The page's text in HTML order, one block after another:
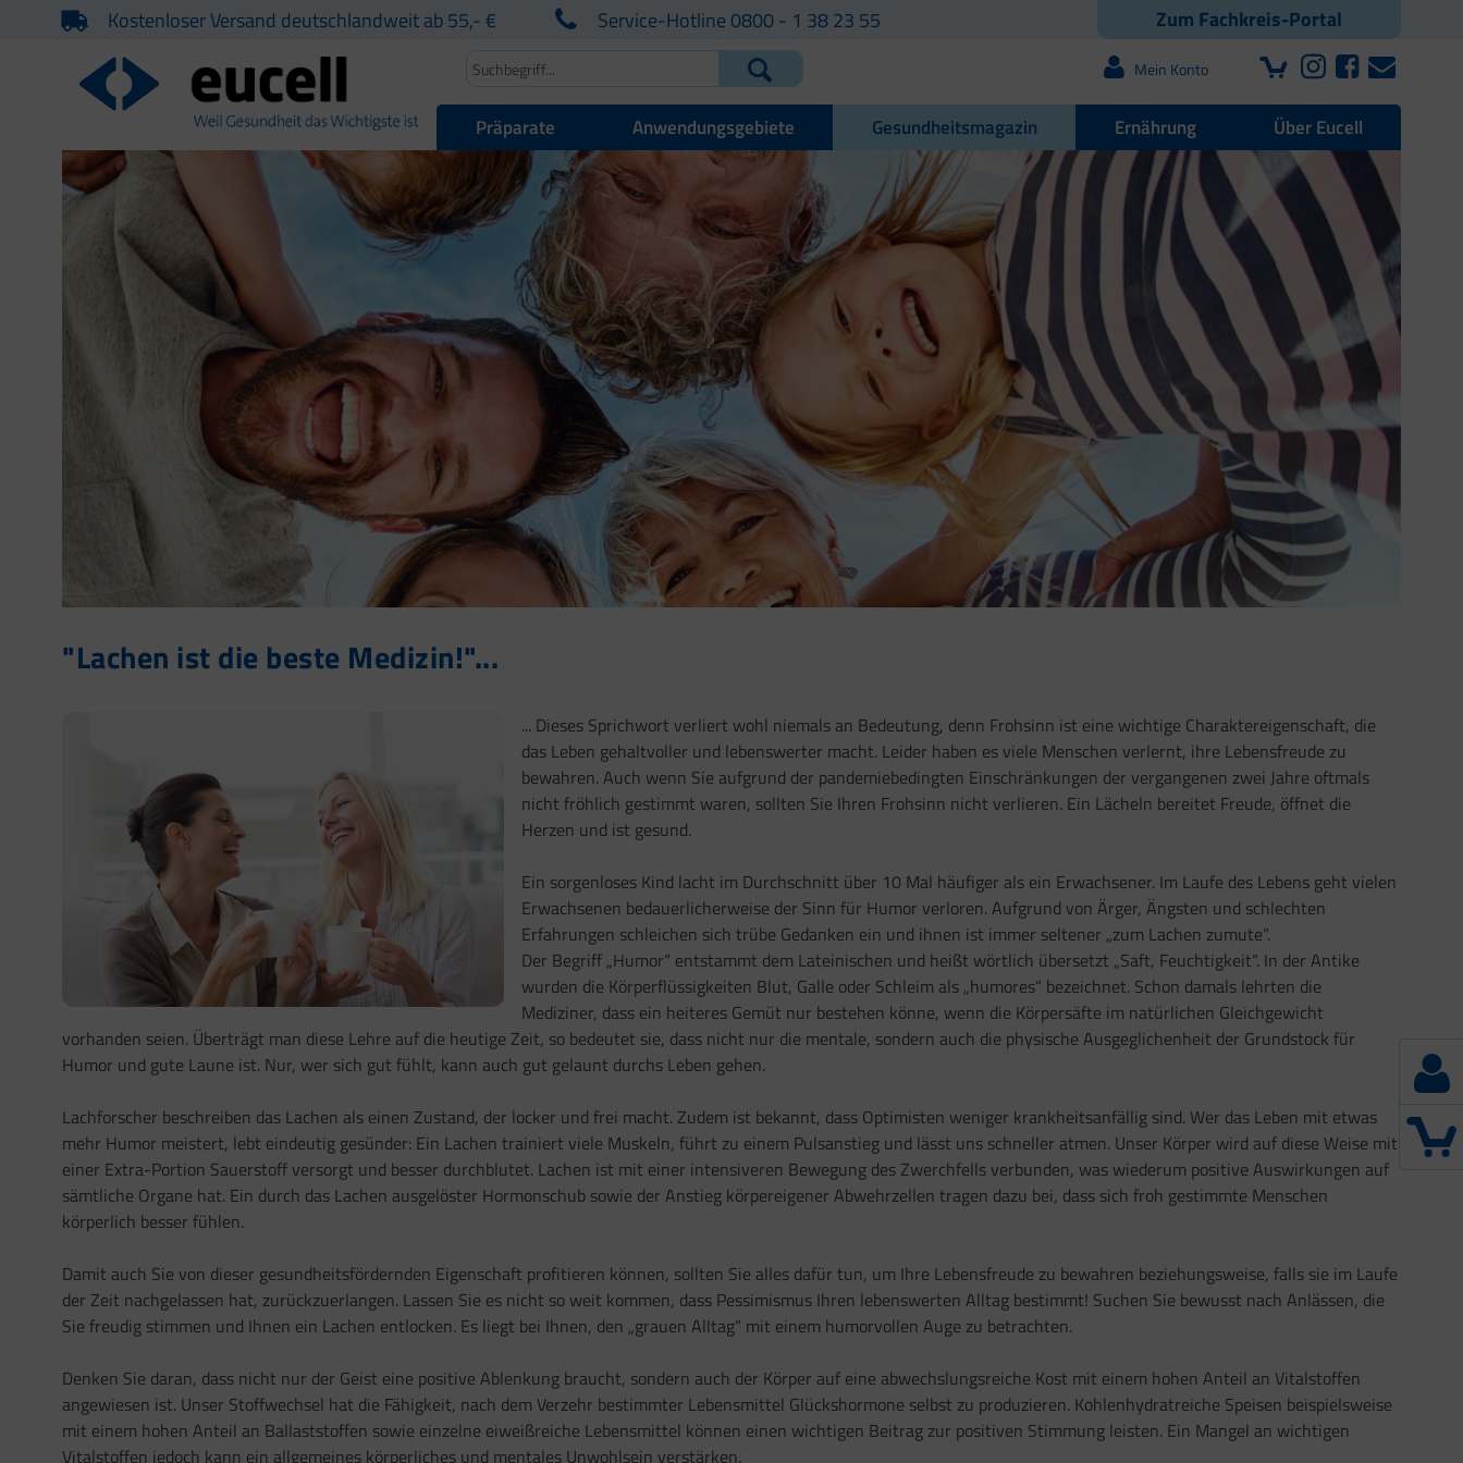
Zum Fachkreis-Portal
Kostenloser Versand deutschlandweit ab 55,- € Service-Hotline 0800 - 1 38 23 55
Mein Konto
Präparate Anwendungsgebiete Gesundheitsmagazin Ernährung Über Eucell
"Lachen ist die beste Medizin!"...
... Dieses Sprichwort verliert wohl niemals an Bedeutung, denn Frohsinn ist eine wichtige Charaktereigenschaft, die
das Leben gehaltvoller und lebenswerter macht. Leider haben es viele Menschen verlernt, ihre Lebensfreude zu
bewahren. Auch wenn Sie aufgrund der pandemiebedingten Einschränkungen der vergangenen zwei Jahre oftmals
nicht fröhlich gestimmt waren, sollten Sie Ihren Frohsinn nicht verlieren. Ein Lächeln bereitet Freude, öffnet die
Herzen und ist gesund.
Ein sorgenloses Kind lacht im Durchschnitt über 10 Mal häufiger als ein Erwachsener. Im Laufe des Lebens geht vielen
Erwachsenen bedauerlicherweise der Sinn für Humor verloren. Aufgrund von Ärger, Ängsten und schlechten
Erfahrungen schleichen sich trübe Gedanken ein und ihnen ist immer seltener „zum Lachen zumute“.
Der Begriff „Humor“ entstammt dem Lateinischen und heißt wörtlich übersetzt „Saft, Feuchtigkeit“. In der Antike
wurden die Körperflüssigkeiten Blut, Galle oder Schleim als „humores“ bezeichnet. Schon damals lehrten die
Mediziner, dass ein heiteres Gemüt nur bestehen könne, wenn die Körpersäfte im natürlichen Gleichgewicht
vorhanden seien. Überträgt man diese Lehre auf die heutige Zeit, so bedeutet sie, dass nicht nur die mentale, sondern auch die physische Ausgeglichenheit der Grundstock für
Humor und gute Laune ist. Nur, wer sich gut fühlt, kann auch gut gelaunt durchs Leben gehen.
Lachforscher beschreiben das Lachen als einen Zustand, der locker und frei macht. Zudem ist bekannt, dass Optimisten weniger krankheitsanfällig sind. Wer das Leben mit etwas
mehr Humor meistert, lebt eindeutig gesünder: Ein Lachen trainiert viele Muskeln, führt zu einem Pulsanstieg und lässt uns schneller atmen. Unser Körper wird auf diese Weise mit
einer Extra-Portion Sauerstoff versorgt und besser durchblutet. Lachen ist mit einer intensiveren Bewegung des Zwerchfells verbunden, was wiederum positive Auswirkungen auf
sämtliche Organe hat. Ein durch das Lachen ausgelöster Hormonschub sowie der Anstieg körpereigener Abwehrzellen tragen dazu bei, dass sich froh gestimmte Menschen
körperlich besser fühlen.
Damit auch Sie von dieser gesundheitsfördernden Eigenschaft profitieren können, sollten Sie alles dafür tun, um Ihre Lebensfreude zu bewahren beziehungsweise, falls sie im Laufe
der Zeit nachgelassen hat, zurückzuerlangen. Lassen Sie es nicht so weit kommen, dass Pessimismus Ihren lebenswerten Alltag bestimmt! Suchen Sie bewusst nach Anlässen, die
Sie freudig stimmen und Ihnen ein Lachen entlocken. Es liegt bei Ihnen, den „grauen Alltag“ mit einem humorvollen Auge zu betrachten.
Denken Sie daran, dass nicht nur der Geist eine positive Ablenkung braucht, sondern auch der Körper auf eine abwechslungsreiche Kost mit einem hohen Anteil an Vitalstoffen
angewiesen ist. Unser Stoffwechsel hat die Fähigkeit, nach dem Verzehr bestimmter Lebensmittel Glückshormone selbst zu produzieren. Kohlenhydratreiche Speisen beispielsweise
mit einem hohen Anteil an Ballaststoffen sowie einzelne eiweißreiche Lebensmittel können einen wichtigen Beitrag zur positiven Stimmung leisten. Ein Mangel an wichtigen
Vitalstoffen jedoch kann ein allgemeines körperliches und mentales Unwohlsein verstärken.